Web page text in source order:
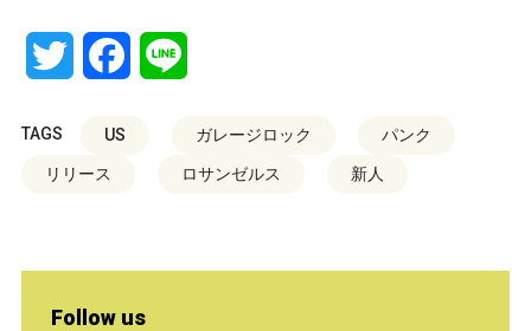
Twitter Facebook
TAGS US ガレージロック パンク
リリース ロサンゼルス 新人
Follow us